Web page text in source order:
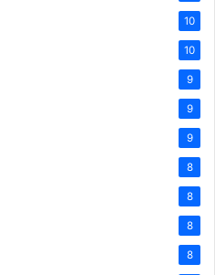
10
10
9
9
9
8
8
8
8